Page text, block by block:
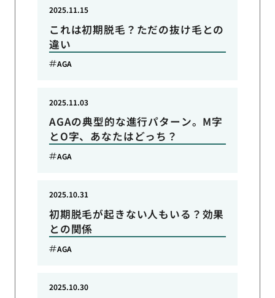
これは初期脱毛？ただの抜け毛との
違い
2025.11.15
AGA
AGAの典型的な進行パターン。M字
とO字、あなたはどっち？
2025.11.03
AGA
初期脱毛が起きない人もいる？効果
との関係
2025.10.31
AGA
2025.10.30